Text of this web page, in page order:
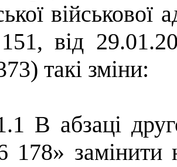
військової
від
такі зміни:
В абзаці
178»